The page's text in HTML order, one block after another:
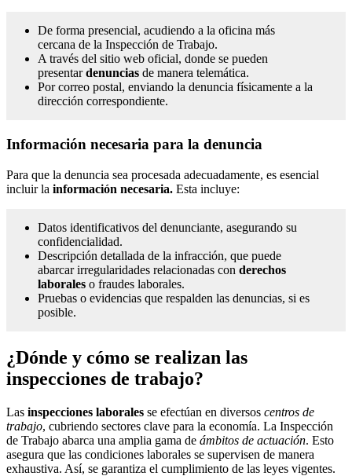
De forma presencial, acudiendo a la oficina más
cercana de la Inspección de Trabajo.
A través del sitio web oficial, donde se pueden
presentardenuncias de manera telemática.
Por correo postal, enviando la denuncia físicamente a la
dirección correspondiente.
Información necesaria para la denuncia
Para que la denuncia sea procesada adecuadamente, es esencial
incluir la información necesaria. Esta incluye:
Datos identificativos del denunciante, asegurando su
confidencialidad.
Descripción detallada de la infracción, que puede
abarcar irregularidades relacionadas con derechos
laborales o fraudes laborales.
Pruebas o evidencias que respalden las denuncias, si es
posible.
¿Dónde y cómo se realizan las
inspecciones de trabajo?
Las inspecciones laborales se efectúan en diversos centros de
trabajo, cubriendo sectores clave para la economía. La Inspección
de Trabajo abarca una amplia gama de ámbitos de actuación. Esto
asegura que las condiciones laborales se supervisen de manera
exhaustiva. Así, se garantiza el cumplimiento de las leyes vigentes.